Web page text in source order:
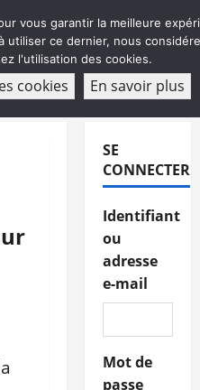
ABONNEMENT
SE
CONNECTER
Identifiant
ou
adresse
e-mail
Mot de
passe
vous garantir la meilleure
utiliser ce dernier, nous
l'utilisation des cookies.
cookies En savoir plus